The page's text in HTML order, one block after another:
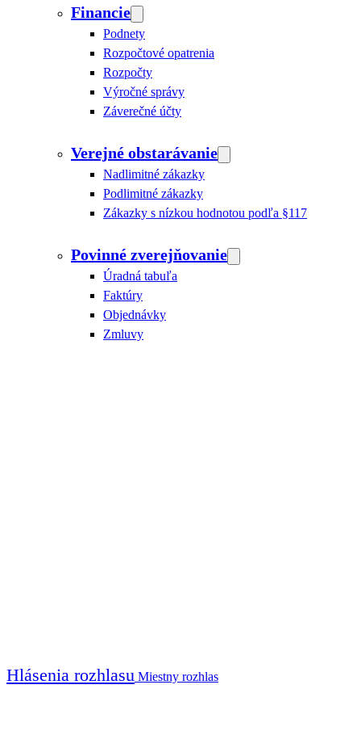
Financie
Podnety
Rozpočtové opatrenia
Rozpočty
Výročné správy
Záverečné účty
Verejné obstarávanie
Nadlimitné zákazky
Podlimitné zákazky
Zákazky s nízkou hodnotou podľa §117
Povinné zverejňovanie
Úradná tabuľa
Faktúry
Objednávky
Zmluvy
Hlásenia rozhlasu Miestny rozhlas